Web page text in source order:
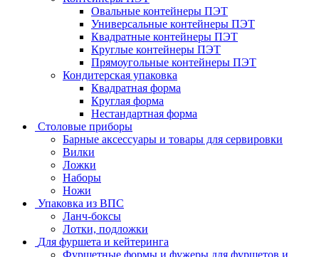
Овальные контейнеры ПЭТ
Универсальные контейнеры ПЭТ
Квадратные контейнеры ПЭТ
Круглые контейнеры ПЭТ
Прямоугольные контейнеры ПЭТ
Кондитерская упаковка
Квадратная форма
Круглая форма
Нестандартная форма
Столовые приборы
Барные аксессуары и товары для сервировки
Вилки
Ложки
Наборы
Ножи
Упаковка из ВПС
Ланч-боксы
Лотки, подложки
Для фуршета и кейтеринга